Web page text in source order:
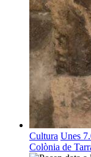
Cultura Unes
Colònia de